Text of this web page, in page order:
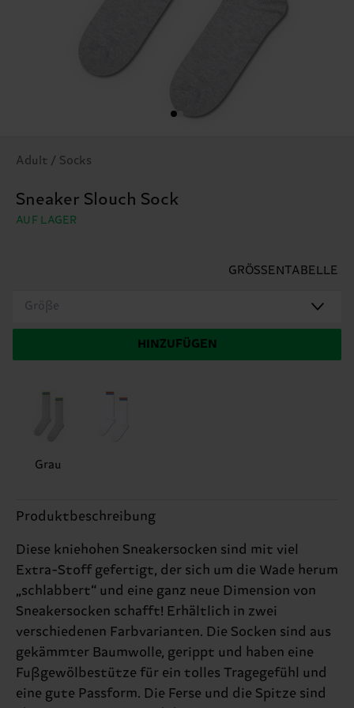
Adult / Socks
Sneaker Slouch Sock
AUF LAGER
GRÖSSENTABELLE
Größe
HINZUFÜGEN
Grau
Produktbeschreibung
Diese kniehohen Sneakersocken sind mit viel
Extra-Stoff gefertigt, der sich um die Wade herum
„schlabbert“ und eine ganz neue Dimension von
Sneakersocken schafft! Erhältlich in zwei
verschiedenen Farbvarianten. Die Socken sind aus
gekämmter Baumwolle, gerippt und haben eine
Fußgewölbestütze für ein tolles Tragegefühl und
eine gute Passform. Die Ferse und die Spitze sind